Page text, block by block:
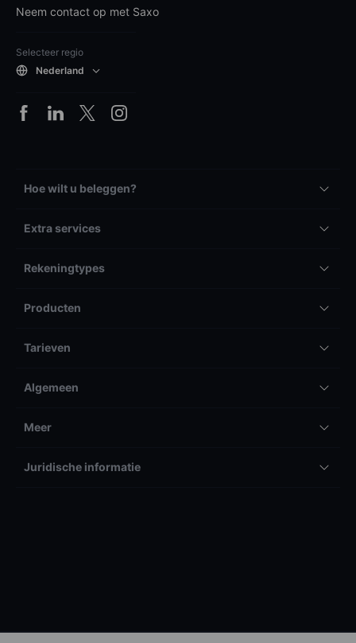
Neem contact op met Saxo
Selecteer regio
Nederland
Hoe wilt u beleggen?
Extra services
Rekeningtypes
Producten
Tarieven
Algemeen
Meer
Juridische informatie